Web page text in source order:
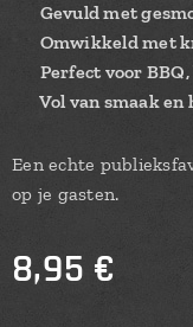
✔ Gevuld met
✔ Omwikkeld met
✔ Perfect voor
✔ Vol van smaak
Een echte
op je gasten.
8,95 €